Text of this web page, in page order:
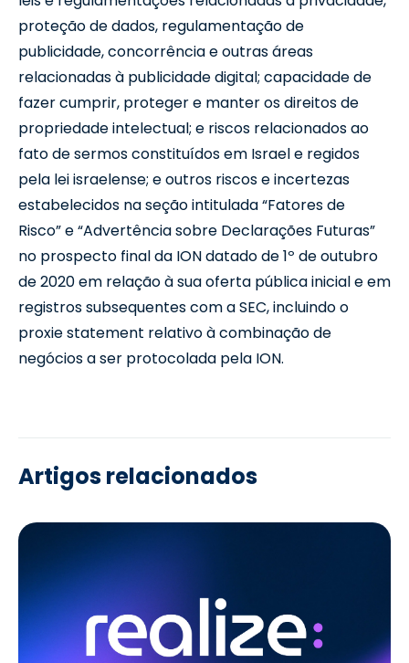
proteção de dados, regulamentação de
publicidade, concorrência e outras áreas
relacionadas à publicidade digital; capacidade de
fazer cumprir, proteger e manter os direitos de
propriedade intelectual; e riscos relacionados ao
fato de sermos constituídos em Israel e regidos
pela lei israelense; e outros riscos e incertezas
estabelecidos na seção intitulada “Fatores de
Risco” e “Advertência sobre Declarações Futuras”
no prospecto final da ION datado de 1º de outubro
de 2020 em relação à sua oferta pública inicial e em
registros subsequentes com a SEC, incluindo o
proxie statement relativo à combinação de
negócios a ser protocolada pela ION.
Artigos relacionados